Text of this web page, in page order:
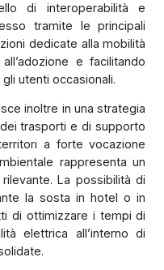
di interoperabilità e
tramite le principali
dedicate alla mobilità
e facilitando
utenti occasionali.
inoltre in una strategia
trasporti e di supporto
a forte vocazione
rappresenta un
La possibilità di
la sosta in hotel o in
di ottimizzare i tempi di
elettrica all’interno di